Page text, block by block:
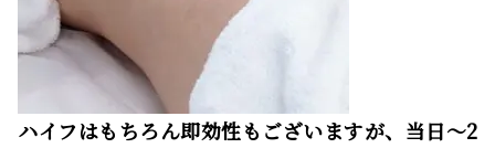
ハイフはもちろん即効性もございますが、当日～2